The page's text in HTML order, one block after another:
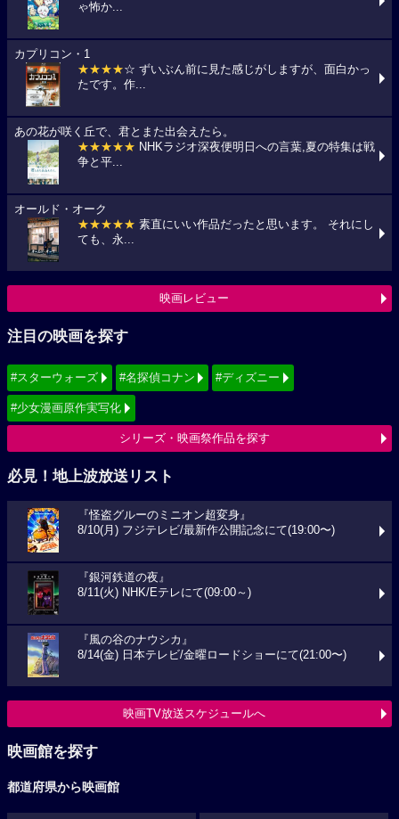
ゃ怖か...
カプリコン・1
★★★★☆ ずいぶん前に見た感じがしますが、面白かっ
たです。作...
あの花が咲く丘で、君とまた出会えたら。
★★★★★ NHKラジオ深夜便明日への言葉,夏の特集は戦
争と平...
オールド・オーク
★★★★★ 素直にいい作品だったと思います。 それにし
ても、永...
映画レビュー
注目の映画を探す
#スターウォーズ #名探偵コナン #ディズニー
#少女漫画原作実写化
シリーズ・映画祭作品を探す
必見！地上波放送リスト
『怪盗グルーのミニオン超変身』
8/10(月) フジテレビ/最新作公開記念にて(19:00〜)
『銀河鉄道の夜』
8/11(火) NHK/Eテレにて(09:00～)
『風の谷のナウシカ』
8/14(金) 日本テレビ/金曜ロードショーにて(21:00〜)
映画TV放送スケジュールへ
映画館を探す
都道府県から映画館